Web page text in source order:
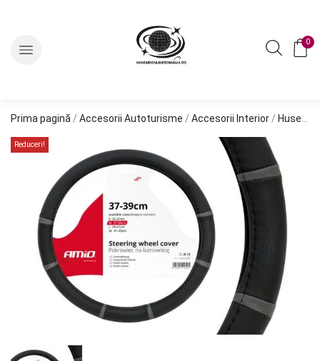
0
Prima pagină / Accesorii Autoturisme / Accesorii Interior / Huse Volan
Reduceri!